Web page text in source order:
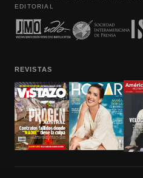
EDITORIAL
REVISTAS